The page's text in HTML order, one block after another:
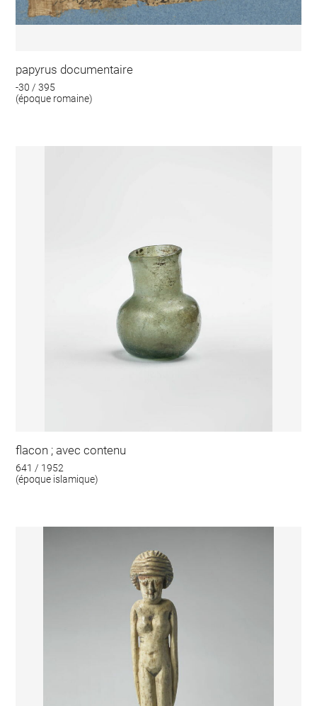
papyrus documentaire
-30 / 395
(époque romaine)
flacon ; avec contenu
641 / 1952
(époque islamique)